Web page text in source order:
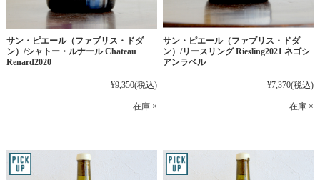
サン・ピエール（ファブリス・ドダ
ン）/シャトー・ルナール Chateau
Renard2020
¥9,350(税込)
在庫 ×
サン・ピエール（ファブリス・ドダ
ン）/リースリング Riesling2021 ネゴシ
アンラベル
¥7,370(税込)
在庫 ×